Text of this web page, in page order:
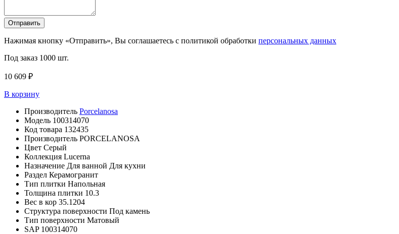
Отправить
Нажимая кнопку «Отправить», Вы соглашаетесь с политикой обработки персональных данных
Под заказ 1000 шт.
10 609 ₽
В корзину
Производитель Porcelanosa
Модель 100314070
Код товара 132435
Производитель PORCELANOSA
Цвет Серый
Коллекция Lucerna
Назначение Для ванной Для кухни
Раздел Керамогранит
Тип плитки Напольная
Толщина плитки 10.3
Вес в кор 35.1204
Структура поверхности Под камень
Тип поверхности Матовый
SAP 100314070